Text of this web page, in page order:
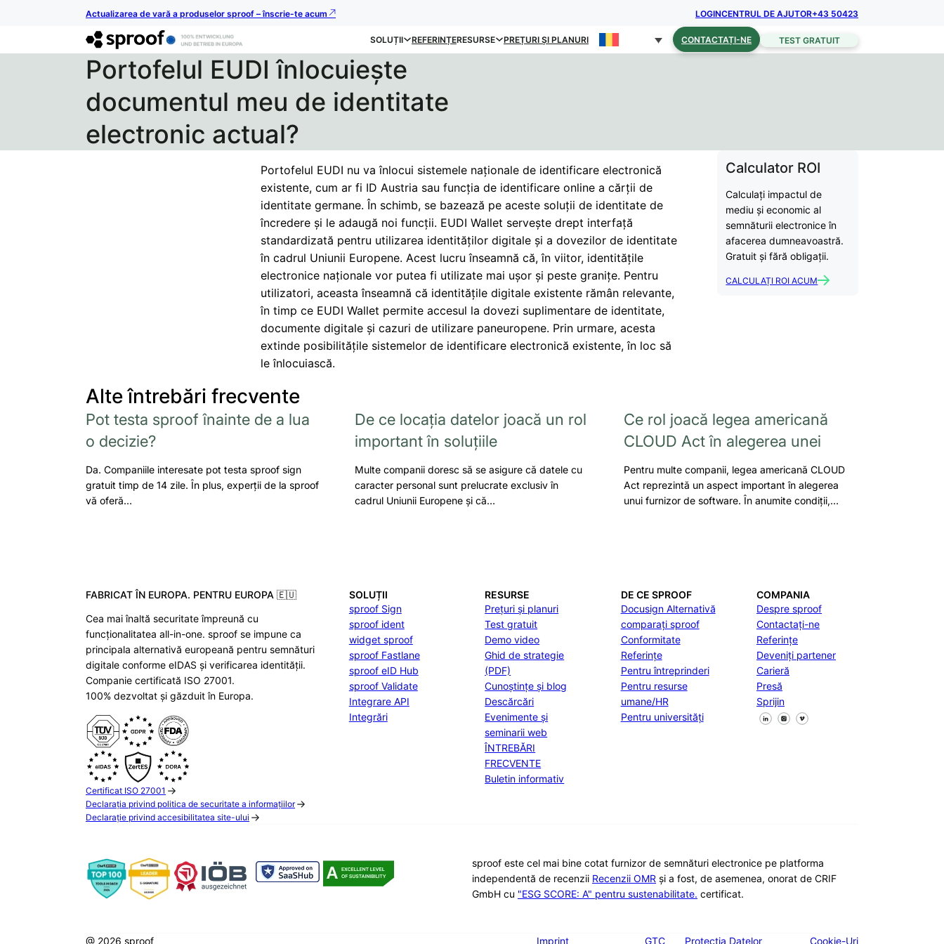
Actualizarea de vară a produselor sproof – înscrie-te acum LOGINCENTRUL DE AJUTOR+43 50423
SOLUȚII REFERINȚERESURSE PREȚURI ȘI PLANURI CONTACTAȚI-NE TEST GRATUIT
Portofelul EUDI înlocuiește
documentul meu de identitate
electronic actual?
Portofelul EUDI nu va înlocui sistemele naționale de identificare electronică
existente, cum ar fi ID Austria sau funcția de identificare online a cărții de
identitate germane. În schimb, se bazează pe aceste soluții de identitate de
încredere și le adaugă noi funcții. EUDI Wallet servește drept interfață
standardizată pentru utilizarea identităților digitale și a dovezilor de identitate
în cadrul Uniunii Europene. Acest lucru înseamnă că, în viitor, identitățile
electronice naționale vor putea fi utilizate mai ușor și peste granițe. Pentru
utilizatori, aceasta înseamnă că identitățile digitale existente rămân relevante,
în timp ce EUDI Wallet permite accesul la dovezi suplimentare de identitate,
documente digitale și cazuri de utilizare paneuropene. Prin urmare, acesta
extinde posibilitățile sistemelor de identificare electronică existente, în loc să
le înlocuiască.
Calculator ROI
Calculați impactul de
mediu și economic al
semnăturii electronice în
afacerea dumneavoastră.
Gratuit și fără obligații.
CALCULAȚI ROI ACUM
Alte întrebări frecvente
Pot testa sproof înainte de a lua
o decizie?
Da. Companiile interesate pot testa sproof sign
gratuit timp de 14 zile. În plus, experții de la sproof
vă oferă…
De ce locația datelor joacă un rol
important în soluțiile
Multe companii doresc să se asigure că datele cu
caracter personal sunt prelucrate exclusiv în
cadrul Uniunii Europene și că…
Ce rol joacă legea americană
CLOUD Act în alegerea unei
Pentru multe companii, legea americană CLOUD
Act reprezintă un aspect important în alegerea
unui furnizor de software. În anumite condiții,…
FABRICAT ÎN EUROPA. PENTRU EUROPA 🇪🇺
Cea mai înaltă securitate împreună cu
funcționalitatea all-in-one. sproof se impune ca
principala alternativă europeană pentru semnături
digitale conforme eIDAS și verificarea identității.
Companie certificată ISO 27001.
100% dezvoltat și găzduit în Europa.
Certificat ISO 27001
Declarația privind politica de securitate a informațiilor
Declarație privind accesibilitatea site-ului
SOLUȚII
sproof Sign
sproof ident
widget sproof
sproof Fastlane
sproof eID Hub
sproof Validate
Integrare API
Integrări
RESURSE
Prețuri și planuri
Test gratuit
Demo video
Ghid de strategie
(PDF)
Cunoștințe și blog
Descărcări
Evenimente și
seminarii web
ÎNTREBĂRI
FRECVENTE
Buletin informativ
DE CE SPROOF
Docusign Alternativă
comparați sproof
Conformitate
Referințe
Pentru întreprinderi
Pentru resurse
umane/HR
Pentru universități
COMPANIA
Despre sproof
Contactați-ne
Referințe
Deveniți partener
Carieră
Presă
Sprijin
Urmăriți-ne pe Facebook
Urmăriți-ne pe X
Urmăriți-ne pe LinkedIn
sproof este cel mai bine cotat furnizor de semnături electronice pe platforma
independentă de recenzii Recenzii OMR și a fost, de asemenea, onorat de CRIF
GmbH cu "ESG SCORE: A" pentru sustenabilitate. certificat.
@ 2026 sproof Imprint GTC Protecția Datelor Cookie-Uri